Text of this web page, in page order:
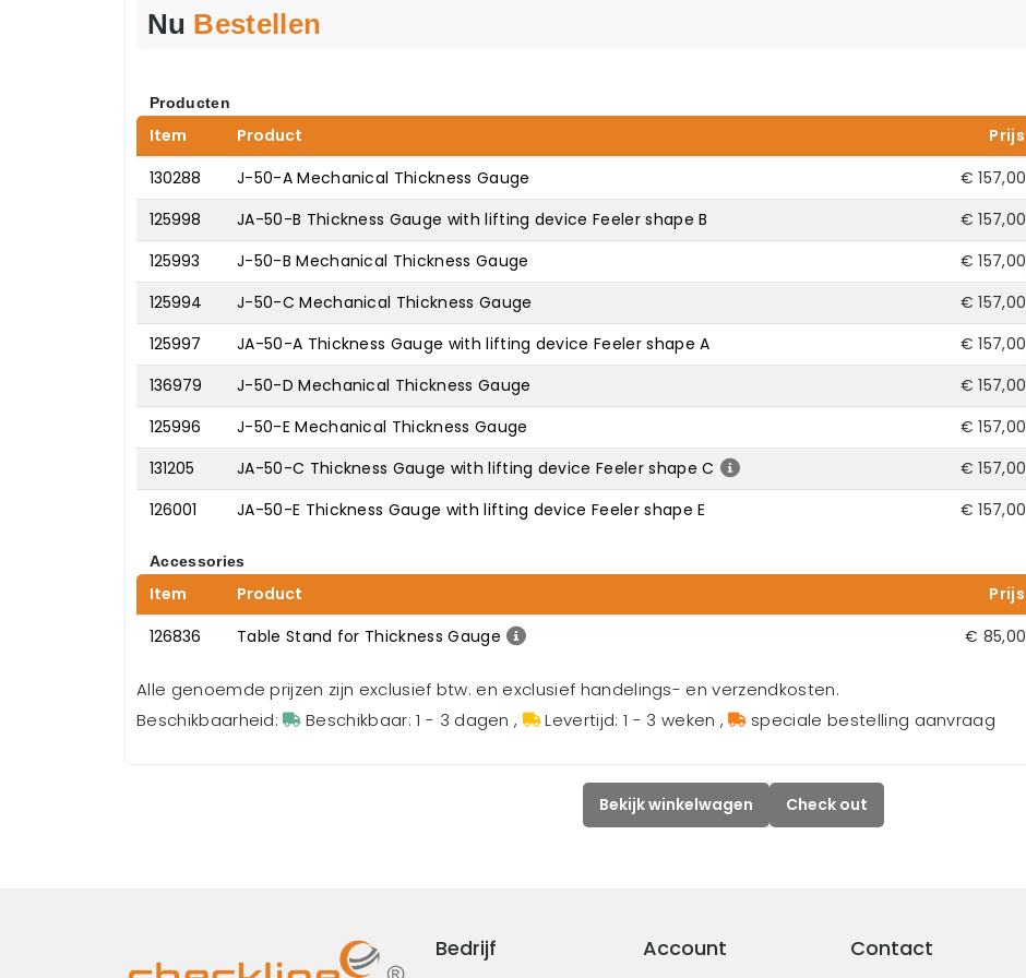
Nu Bestellen
Producten
Item Product Prijs
130288
J-50-A Mechanical Thickness Gauge € 157,00
125998 JA-50-B Thickness Gauge with lifting device Feeler shape B € 157,00
125993 J-50-B Mechanical Thickness Gauge € 157,00
125994 J-50-C Mechanical Thickness Gauge € 157,00
125997 JA-50-A Thickness Gauge with lifting device Feeler shape A € 157,00
136979 J-50-D Mechanical Thickness Gauge € 157,00
125996 J-50-E Mechanical Thickness Gauge € 157,00
131205 JA-50-C Thickness Gauge with lifting device Feeler shape C € 157,00
126001 JA-50-E Thickness Gauge with lifting device Feeler shape E € 157,00
Accessories
Item Product Prijs
126836
Table Stand for Thickness Gauge € 85,00
Alle genoemde prijzen zijn exclusief btw. en exclusief handelings- en verzendkosten.
Beschikbaarheid:
Beschikbaar: 1 - 3 dagen , Levertijd: 1 - 3 weken , speciale bestelling aanvraag
Bekijk winkelwagen Check out
Bedrijf Account Contact